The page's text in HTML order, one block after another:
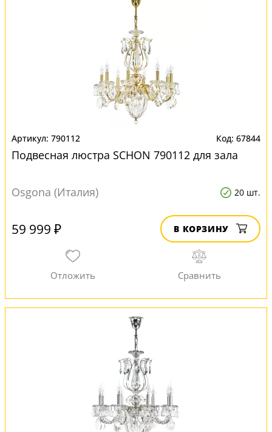
790112 67844
Подвесная люстра SCHON 790112 для зала
Osgona (Италия) 20 шт.
59 999 ₽ В КОРЗИНУ